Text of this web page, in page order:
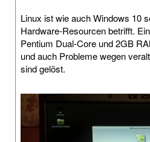
Linux ist wie auch Windows 10
Hardware-Resourcen betrifft.
Pentium Dual-Core und 2GB
und auch Probleme wegen
sind gelöst.